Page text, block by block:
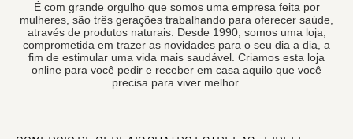
É com grande orgulho que somos uma empresa feita por
mulheres, são três gerações trabalhando para oferecer saúde,
através de produtos naturais. Desde 1990, somos uma loja,
comprometida em trazer as novidades para o seu dia a dia, a
fim de estimular uma vida mais saudável. Criamos esta loja
online para você pedir e receber em casa aquilo que você
precisa para viver melhor.